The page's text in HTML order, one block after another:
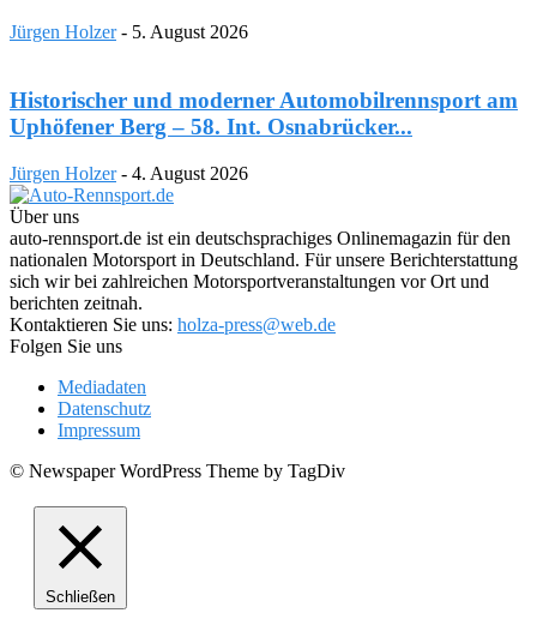
Jürgen Holzer - 5. August 2026
Historischer und moderner Automobilrennsport am
Uphöfener Berg – 58. Int. Osnabrücker...
Jürgen Holzer - 4. August 2026
Über uns
auto-rennsport.de ist ein deutschsprachiges Onlinemagazin für den
nationalen Motorsport in Deutschland. Für unsere Berichterstattung
sich wir bei zahlreichen Motorsportveranstaltungen vor Ort und
berichten zeitnah.
Kontaktieren Sie uns: holza-press@web.de
Folgen Sie uns
Mediadaten
Datenschutz
Impressum
© Newspaper WordPress Theme by TagDiv
Schließen